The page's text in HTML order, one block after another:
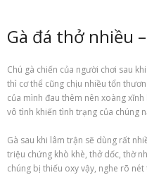
Gà đá thở nhiều
Chú gà chiến của người chơi sau
thì cơ thể cũng chịu nhiều tổn
của mình đau thêm nên xoàng xĩnh
vô tình khiến tình trạng của chúng
Gà sau khi lâm trận sẽ dùng rất
triệu chứng khò khè, thở dốc, thờ
chúng bị thiếu oxy vậy, nghe rõ nét